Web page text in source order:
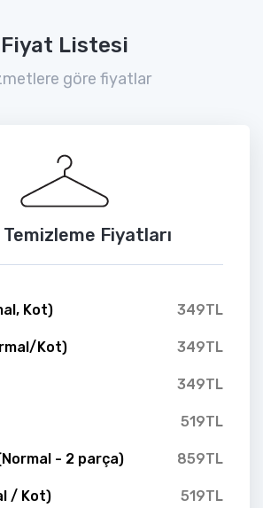
Fiyat Listesi
göre fiyatlar
Fiyatları
Kot) 349TL
Kot) 349TL
349TL
519TL
- 2 parça) 859TL
/ Kot) 519TL